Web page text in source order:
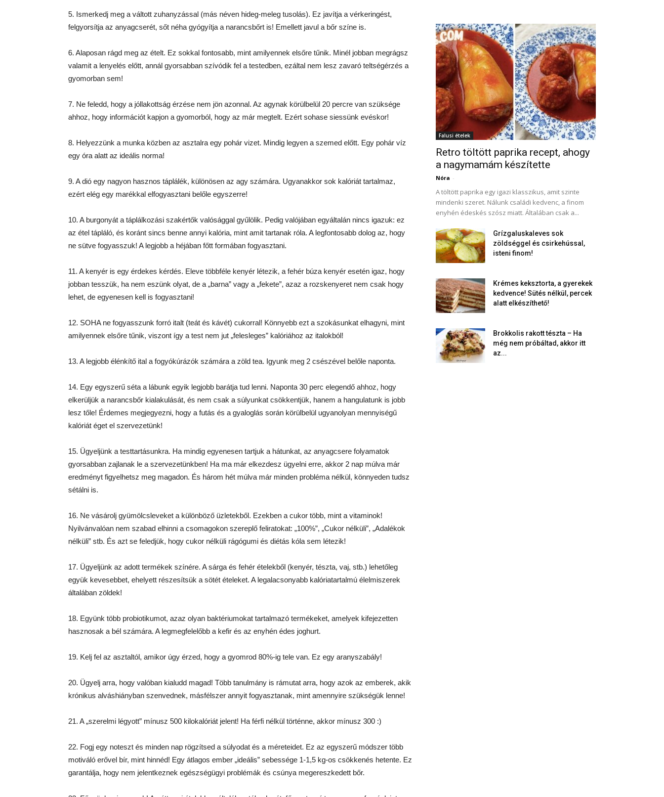
5. Ismerkedj meg a váltott zuhanyzással (más néven hideg-meleg tusolás). Ez javítja a vérkeringést,
felgyorsítja az anyagcserét, sőt néha gyógyítja a narancsbőrt is! Emellett javul a bőr színe is.
6. Alaposan rágd meg az ételt. Ez sokkal fontosabb, mint amilyennek elsőre tűnik. Minél jobban megrágsz
valamit a lenyelés előtt, annál gyorsabban szívódik fel a testedben, ezáltal nem lesz zavaró teltségérzés a
gyomorban sem!
7. Ne feledd, hogy a jóllakottság érzése nem jön azonnal. Az agynak körülbelül 20 percre van szüksége
ahhoz, hogy információt kapjon a gyomorból, hogy az már megtelt. Ezért sohase siessünk evéskor!
8. Helyezzünk a munka közben az asztalra egy pohár vizet. Mindig legyen a szemed előtt. Egy pohár víz
egy óra alatt az ideális norma!
9. A dió egy nagyon hasznos táplálék, különösen az agy számára. Ugyanakkor sok kalóriát tartalmaz,
ezért elég egy marékkal elfogyasztani belőle egyszerre!
10. A burgonyát a táplálkozási szakértők valósággal gyűlölik. Pedig valójában egyáltalán nincs igazuk: ez
az étel tápláló, és koránt sincs benne annyi kalória, mint amit tartanak róla. A legfontosabb dolog az, hogy
ne sütve fogyasszuk! A legjobb a héjában főtt formában fogyasztani.
11. A kenyér is egy érdekes kérdés. Eleve többféle kenyér létezik, a fehér búza kenyér esetén igaz, hogy
jobban tesszük, ha nem eszünk olyat, de a „barna” vagy a „fekete”, azaz a rozskenyeret nem csak hogy
lehet, de egyenesen kell is fogyasztani!
12. SOHA ne fogyasszunk forró italt (teát és kávét) cukorral! Könnyebb ezt a szokásunkat elhagyni, mint
amilyennek elsőre tűnik, viszont így a test nem jut „felesleges” kalóriához az italokból!
13. A legjobb élénkítő ital a fogyókúrázók számára a zöld tea. Igyunk meg 2 csészével belőle naponta.
14. Egy egyszerű séta a lábunk egyik legjobb barátja tud lenni. Naponta 30 perc elegendő ahhoz, hogy
elkerüljük a narancsbőr kialakulását, és nem csak a súlyunkat csökkentjük, hanem a hangulatunk is jobb
lesz tőle! Érdemes megjegyezni, hogy a futás és a gyaloglás során körülbelül ugyanolyan mennyiségű
kalóriát éget el szervezetünk!
15. Ügyeljünk a testtartásunkra. Ha mindig egyenesen tartjuk a hátunkat, az anyagcsere folyamatok
gyorsabban zajlanak le a szervezetünkben! Ha ma már elkezdesz ügyelni erre, akkor 2 nap múlva már
eredményt figyelhetsz meg magadon. És három hét múlva már minden probléma nélkül, könnyeden tudsz
sétálni is.
16. Ne vásárolj gyümölcsleveket a különböző üzletekből. Ezekben a cukor több, mint a vitaminok!
Nyilvánvalóan nem szabad elhinni a csomagokon szereplő feliratokat: „100%”, „Cukor nélküli”, „Adalékok
nélküli” stb. És azt se feledjük, hogy cukor nélküli rágógumi és diétás kóla sem létezik!
17. Ügyeljünk az adott termékek színére. A sárga és fehér ételekből (kenyér, tészta, vaj, stb.) lehetőleg
együk kevesebbet, ehelyett részesítsük a sötét ételeket. A legalacsonyabb kalóriatartalmú élelmiszerek
általában zöldek!
18. Együnk több probiotikumot, azaz olyan baktériumokat tartalmazó termékeket, amelyek kifejezetten
hasznosak a bél számára. A legmegfelelőbb a kefir és az enyhén édes joghurt.
19. Kelj fel az asztaltól, amikor úgy érzed, hogy a gyomrod 80%-ig tele van. Ez egy aranyszabály!
20. Ügyelj arra, hogy valóban kialudd magad! Több tanulmány is rámutat arra, hogy azok az emberek, akik
krónikus alváshiányban szenvednek, másfélszer annyit fogyasztanak, mint amennyire szükségük lenne!
21. A „szerelmi légyott” mínusz 500 kilokalóriát jelent! Ha férfi nélkül történne, akkor mínusz 300 :)
22. Fogj egy noteszt és minden nap rögzítsed a súlyodat és a méreteidet. Ez az egyszerű módszer több
motiváló erővel bír, mint hinnéd! Egy átlagos ember „ideális” sebessége 1-1,5 kg-os csökkenés hetente. Ez
garantálja, hogy nem jelentkeznek egészségügyi problémák és csúnya megereszkedett bőr.
Falusi ételek
Retro töltött paprika recept, ahogy
a nagymamám készítette
Nóra -
A töltött paprika egy igazi klasszikus, amit szinte
mindenki szeret. Nálunk családi kedvenc, a finom
enyhén édeskés szósz miatt. Általában csak a...
Grízgaluskaleves sok
zöldséggel és csirkehússal,
isteni finom!
Krémes keksztorta, a gyerekek
kedvence! Sütés nélkül, percek
alatt elkészíthető!
Brokkolis rakott tészta – Ha
még nem próbáltad, akkor itt
az...